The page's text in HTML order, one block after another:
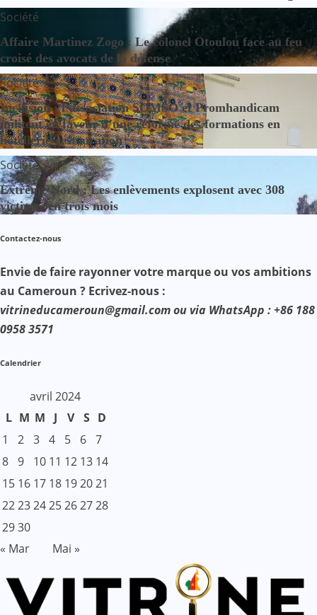
Société
Affaire Martinez Zogo : Le colonel Otoulou face au feu
croisé des avocats de la défense
Société
Inclusion : l’association SOMSO et Promhandicam
militent en faveur d’une réforme des formations en
hôtellerie-restauration
Société
Extrême-Nord : Les enlèvements explosent avec 308
victimes en trois mois
Contactez-nous
Envie de faire rayonner votre marque ou vos ambitions
au Cameroun ? Ecrivez-nous :
vitrineducameroun@gmail.com ou via WhatsApp : +86 188
0958 3571
Calendrier
avril 2024
L M M J V S D
1
2 3 4 5 6 7
8 9 10 11 12 13 14
15 16 17 18 192021
22232425262728
2930
« Mar
Mai »